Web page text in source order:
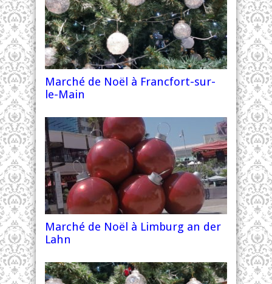
Marché de Noël à Francfort-sur-
le-Main
Marché de Noël à Limburg an der
Lahn